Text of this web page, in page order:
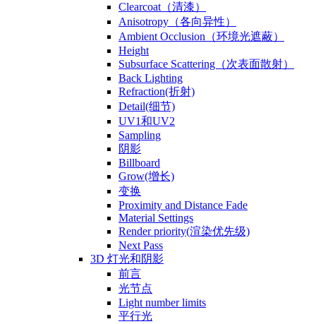
Clearcoat（清漆）
Anisotropy（各向异性）
Ambient Occlusion（环境光遮蔽）
Height
Subsurface Scattering（次表面散射）
Back Lighting
Refraction(折射)
Detail(细节)
UV1和UV2
Sampling
阴影
Billboard
Grow(增长)
变换
Proximity and Distance Fade
Material Settings
Render priority(渲染优先级)
Next Pass
3D 灯光和阴影
前言
光节点
Light number limits
平行光